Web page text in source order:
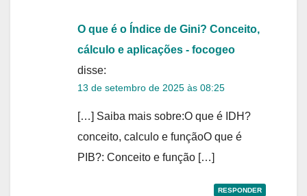
O que é o Índice de Gini? Conceito,
cálculo e aplicações - focogeo
disse:
13 de setembro de 2025 às 08:25
[…] Saiba mais sobre:O que é IDH?
conceito, calculo e funçãoO que é
PIB?: Conceito e função […]
RESPONDER